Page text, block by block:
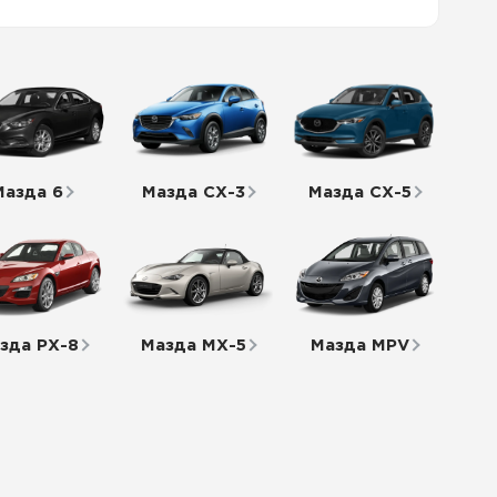
6 Мазда СХ-3 Мазда СХ-5
РХ-8 Мазда МХ-5 Мазда MPV